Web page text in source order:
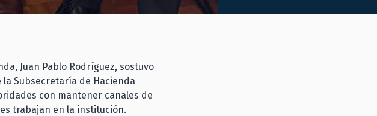
Juan Pablo Rodríguez, sostuvo
Subsecretaría de Hacienda
con mantener canales de
trabajan en la institución.